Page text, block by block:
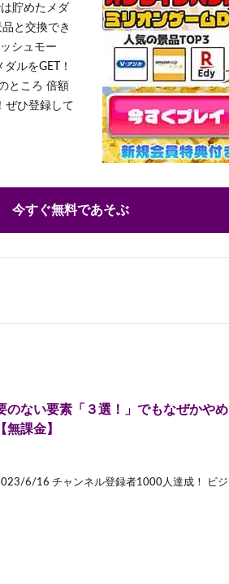
貯めたメダ
と交換でき
シュモー
ルをGET！
ところ 倍額
ぜひ登録して
今すぐ無料であそぶ
のない要素「３選！」でもなぜかや
課金】
6/16 チャンネル登録者1000人達成！ ビ